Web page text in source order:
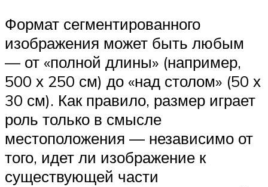
Формат сегментированного
изображения может быть любым
— от «полной длины» (например,
500 х 250 см) до «над столом» (50 х
30 см). Как правило, размер играет
роль только в смысле
местоположения — независимо от
того, идет ли изображение к
существующей части